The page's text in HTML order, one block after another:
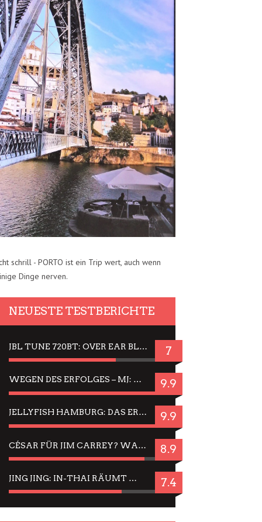
schrill - PORTO ist ein Trip wert, auch wenn
Dinge nerven.
NEUESTE TESTBERICHTE
JBL TUNE 720BT: OVER EAR BLUETOOTH KOPFHÖRER UM DIE 50,-€ IM DAUER-TEST 7
WEGEN DES ERFOLGES – MJ: MICHAEL JACKSON MUSICAL IN EINER MATINEE SEHEN 9.9
JELLYFISH HAMBURG: DAS ERFOLGREICHE SOMMER-MENÜ 2025 IN GEFÜHLEN UND BILDERN 9.9
CÉSAR FÜR JIM CARREY? WARUM DAS EINER DER NERVIGSTEN ACTORS IST UND BLEIBT 8.9
JING JING: IN-THAI RÄUMT WIEDER TITEL AB – EIN ZWEI-STUNDEN-ERLEBNISBERICHT 7.4